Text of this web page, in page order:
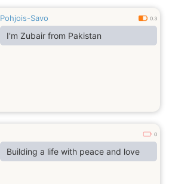
Pohjois-Savo 0.3
I'm Zubair from Pakistan
0
Building a life with peace and love